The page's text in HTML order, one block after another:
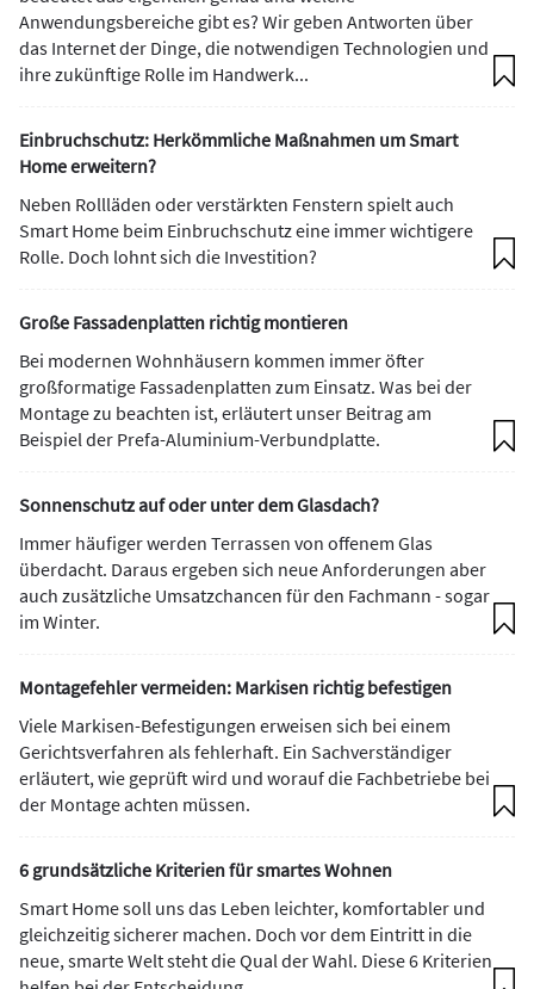
Anwendungsbereiche gibt es? Wir geben Antworten über
das Internet der Dinge, die notwendigen Technologien und
ihre zukünftige Rolle im Handwerk...
Einbruchschutz: Herkömmliche Maßnahmen um Smart
Home erweitern?
Neben Rollläden oder verstärkten Fenstern spielt auch
Smart Home beim Einbruchschutz eine immer wichtigere
Rolle. Doch lohnt sich die Investition?
Große Fassadenplatten richtig montieren
Bei modernen Wohnhäusern kommen immer öfter
großformatige Fassadenplatten zum Einsatz. Was bei der
Montage zu beachten ist, erläutert unser Beitrag am
Beispiel der Prefa-Aluminium-Verbundplatte.
Sonnenschutz auf oder unter dem Glasdach?
Immer häufiger werden Terrassen von offenem Glas
überdacht. Daraus ergeben sich neue Anforderungen aber
auch zusätzliche Umsatzchancen für den Fachmann - sogar
im Winter.
Montagefehler vermeiden: Markisen richtig befestigen
Viele Markisen-Befestigungen erweisen sich bei einem
Gerichtsverfahren als fehlerhaft. Ein Sachverständiger
erläutert, wie geprüft wird und worauf die Fachbetriebe bei
der Montage achten müssen.
6 grundsätzliche Kriterien für smartes Wohnen
Smart Home soll uns das Leben leichter, komfortabler und
gleichzeitig sicherer machen. Doch vor dem Eintritt in die
neue, smarte Welt steht die Qual der Wahl. Diese 6 Kriterien